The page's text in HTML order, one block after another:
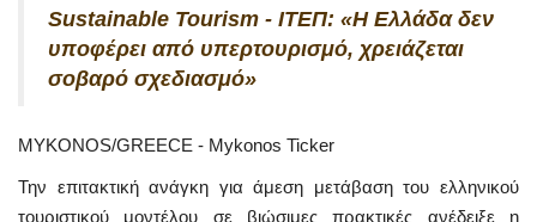
Sustainable Tourism - ΙΤΕΠ: «Η Ελλάδα δεν
υποφέρει από υπερτουρισμό, χρειάζεται
σοβαρό σχεδιασμό»
MYKONOS/GREECE - Mykonos Ticker
Την επιτακτική ανάγκη για άμεση μετάβαση του ελληνικού
τουριστικού μοντέλου σε βιώσιμες πρακτικές ανέδειξε η